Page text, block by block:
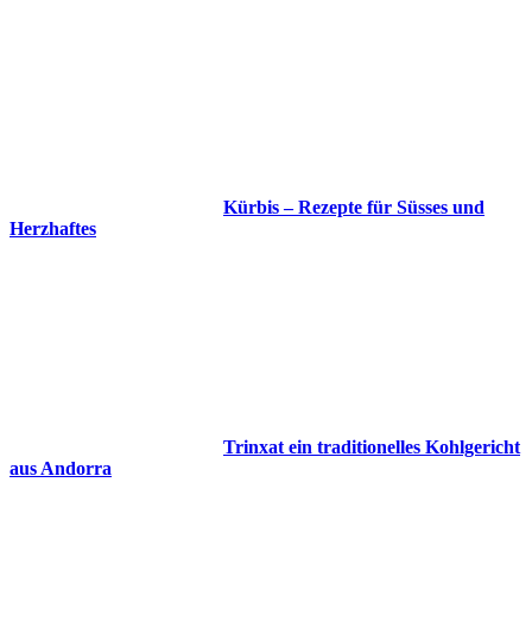
Kürbis – Rezepte für Süsses und
Herzhaftes
Trinxat ein traditionelles Kohlgericht
aus Andorra